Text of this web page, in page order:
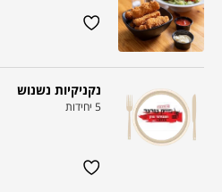
נקניקיות נשנוש
5 יחידות